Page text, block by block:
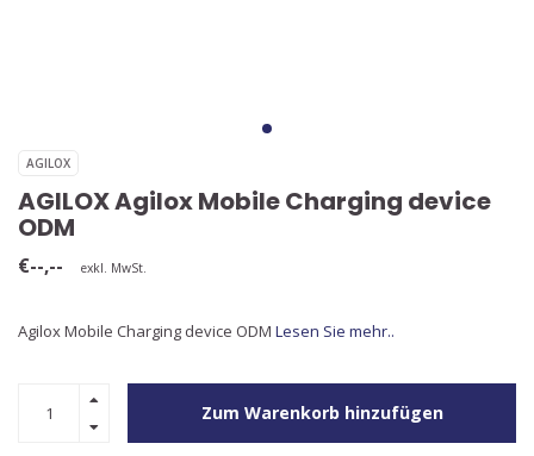
AGILOX
AGILOX Agilox Mobile Charging device
ODM
€--,-- exkl. MwSt.
Agilox Mobile Charging device ODM Lesen Sie mehr..
Zum Warenkorb hinzufügen